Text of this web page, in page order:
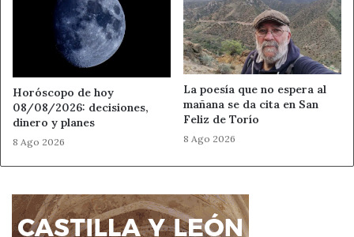
La Casa del Disco , donde figuran“Sereno y aislado
(El viaje del pirata)”
“La hora de triunfar”.
El CD permite disfrutar del trabajo completo con
créditos, letras, portada, contraportada y fotografías. Una
forma más cercana de acercarse a un proyecto que
combina música, memoria y territorio.
León como refugio emocional
Hace dos años, el cantante ofreció un acústico en
Escuelas de Villacelama. Ahora, su nuevo videoclip
Horóscopo de hoy
08/08/2026: decisiones,
dinero y planes
8 Ago 2026
La poesía que no espera al
mañana se da cita en San
Feliz de Torío
8 Ago 2026